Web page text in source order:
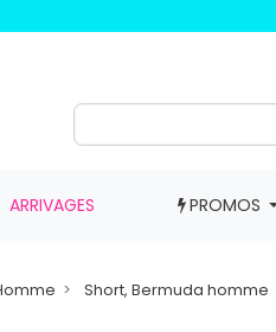
ARRIVAGES PROMOS
Short, Bermuda homme